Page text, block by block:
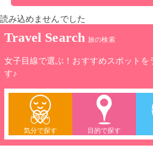
読み込めませんでした
Travel Search 旅の検索
女子目線で選ぶ！おすすめスポットを
す♪
気分で探す 目的で探す